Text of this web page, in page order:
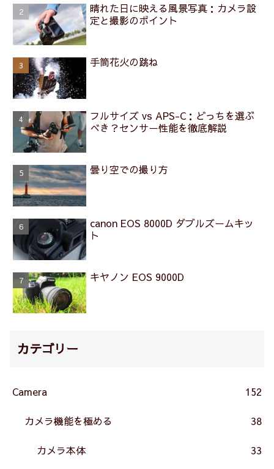
晴れた日に映える風景写真：カメラ設
定と撮影のポイント
手筒花火の跳ね
フルサイズ vs APS-C：どっちを選ぶ
べき？センサー性能を徹底解説
曇り空での撮り方
canon EOS 8000D ダブルズームキッ
ト
キヤノン EOS 9000D
カテゴリー
Camera 152
カメラ機能を極める 38
カメラ本体 33